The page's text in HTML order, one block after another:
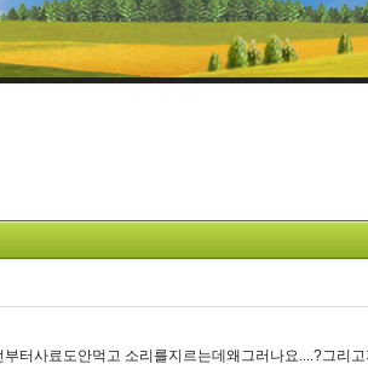
터사료도안먹고 소리를지르는데왜그러나요....?그리